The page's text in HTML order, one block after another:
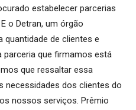
estabelecer parcerias
o Detran, um órgão
quantidade de clientes e
parceria que firmamos está
que ressaltar essa
necessidades dos clientes do
nossos serviços. Prêmio